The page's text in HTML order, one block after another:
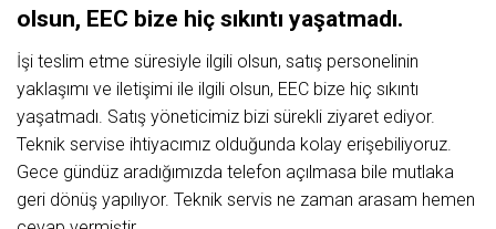
olsun, EEC bize hiç sıkıntı yaşatmadı.
İşi teslim etme süresiyle ilgili olsun, satış personelinin
yaklaşımı ve iletişimi ile ilgili olsun, EEC bize hiç sıkıntı
yaşatmadı. Satış yöneticimiz bizi sürekli ziyaret ediyor.
Teknik servise ihtiyacımız olduğunda kolay erişebiliyoruz.
Gece gündüz aradığımızda telefon açılmasa bile mutlaka
geri dönüş yapılıyor. Teknik servis ne zaman arasam hemen